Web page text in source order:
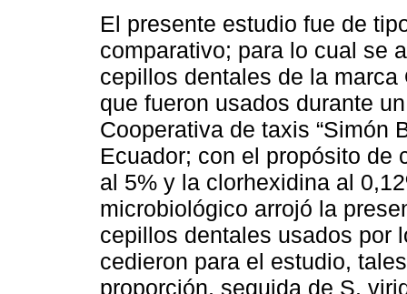
El presente estudio fue de
comparativo; para lo cual se
cepillos dentales de la marca
que fueron usados durante
Cooperativa de taxis “Simón
Ecuador; con el propósito de
al 5% y la clorhexidina al
microbiológico arrojó la
cepillos dentales usados por
cedieron para el estudio,
proporción, seguida de S.